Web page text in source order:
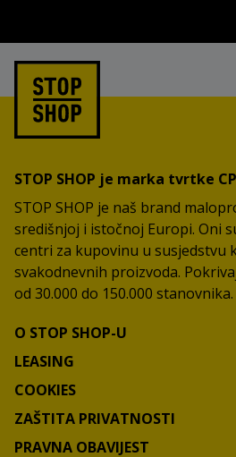
STOP SHOP je marka tvrtke
STOP SHOP je naš brand
središnjoj i istočnoj Europi. Oni
centri za kupovinu u susjedstvu
svakodnevnih proizvoda.
od 30.000 do 150.000 stanovnika.
O STOP SHOP-U
LEASING
COOKIES
ZAŠTITA PRIVATNOSTI
PRAVNA OBAVIJEST